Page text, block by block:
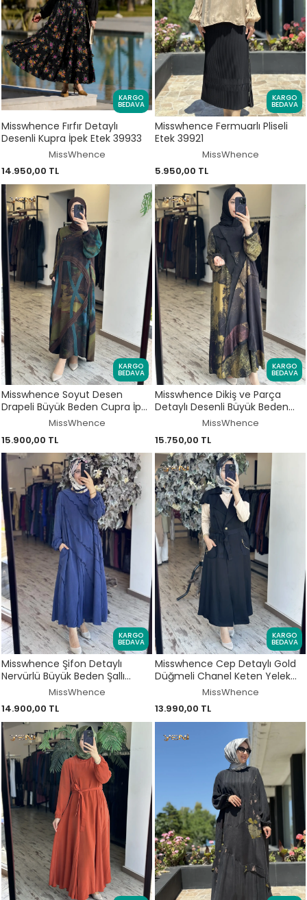
KARGO
BEDAVA
Misswhence Fırfır Detaylı
Desenli Kupra İpek Etek 39933
MissWhence
14.950,00 TL
KARGO
BEDAVA
Misswhence Fermuarlı Pliseli
Etek 39921
MissWhence
5.950,00 TL
KARGO
BEDAVA
Misswhence Soyut Desen
Drapeli Büyük Beden Cupra İpek
Elbise V3300MissWhence
15.900,00 TL
KARGO
BEDAVA
Misswhence Dikiş ve Parça
Detaylı Desenli Büyük Beden
Cupra İpek ElbiseV3350
MissWhence
15.750,00 TL
KARGO
BEDAVA
Misswhence Şifon Detaylı
Nervürlü Büyük Beden Şallı
Cupra İpek Elbise V3175
MissWhence
14.900,00 TL
KARGO
BEDAVA
Misswhence Cep Detaylı Gold
Düğmeli Chanel Keten Yelek
MissWhence
13.990,00 TL